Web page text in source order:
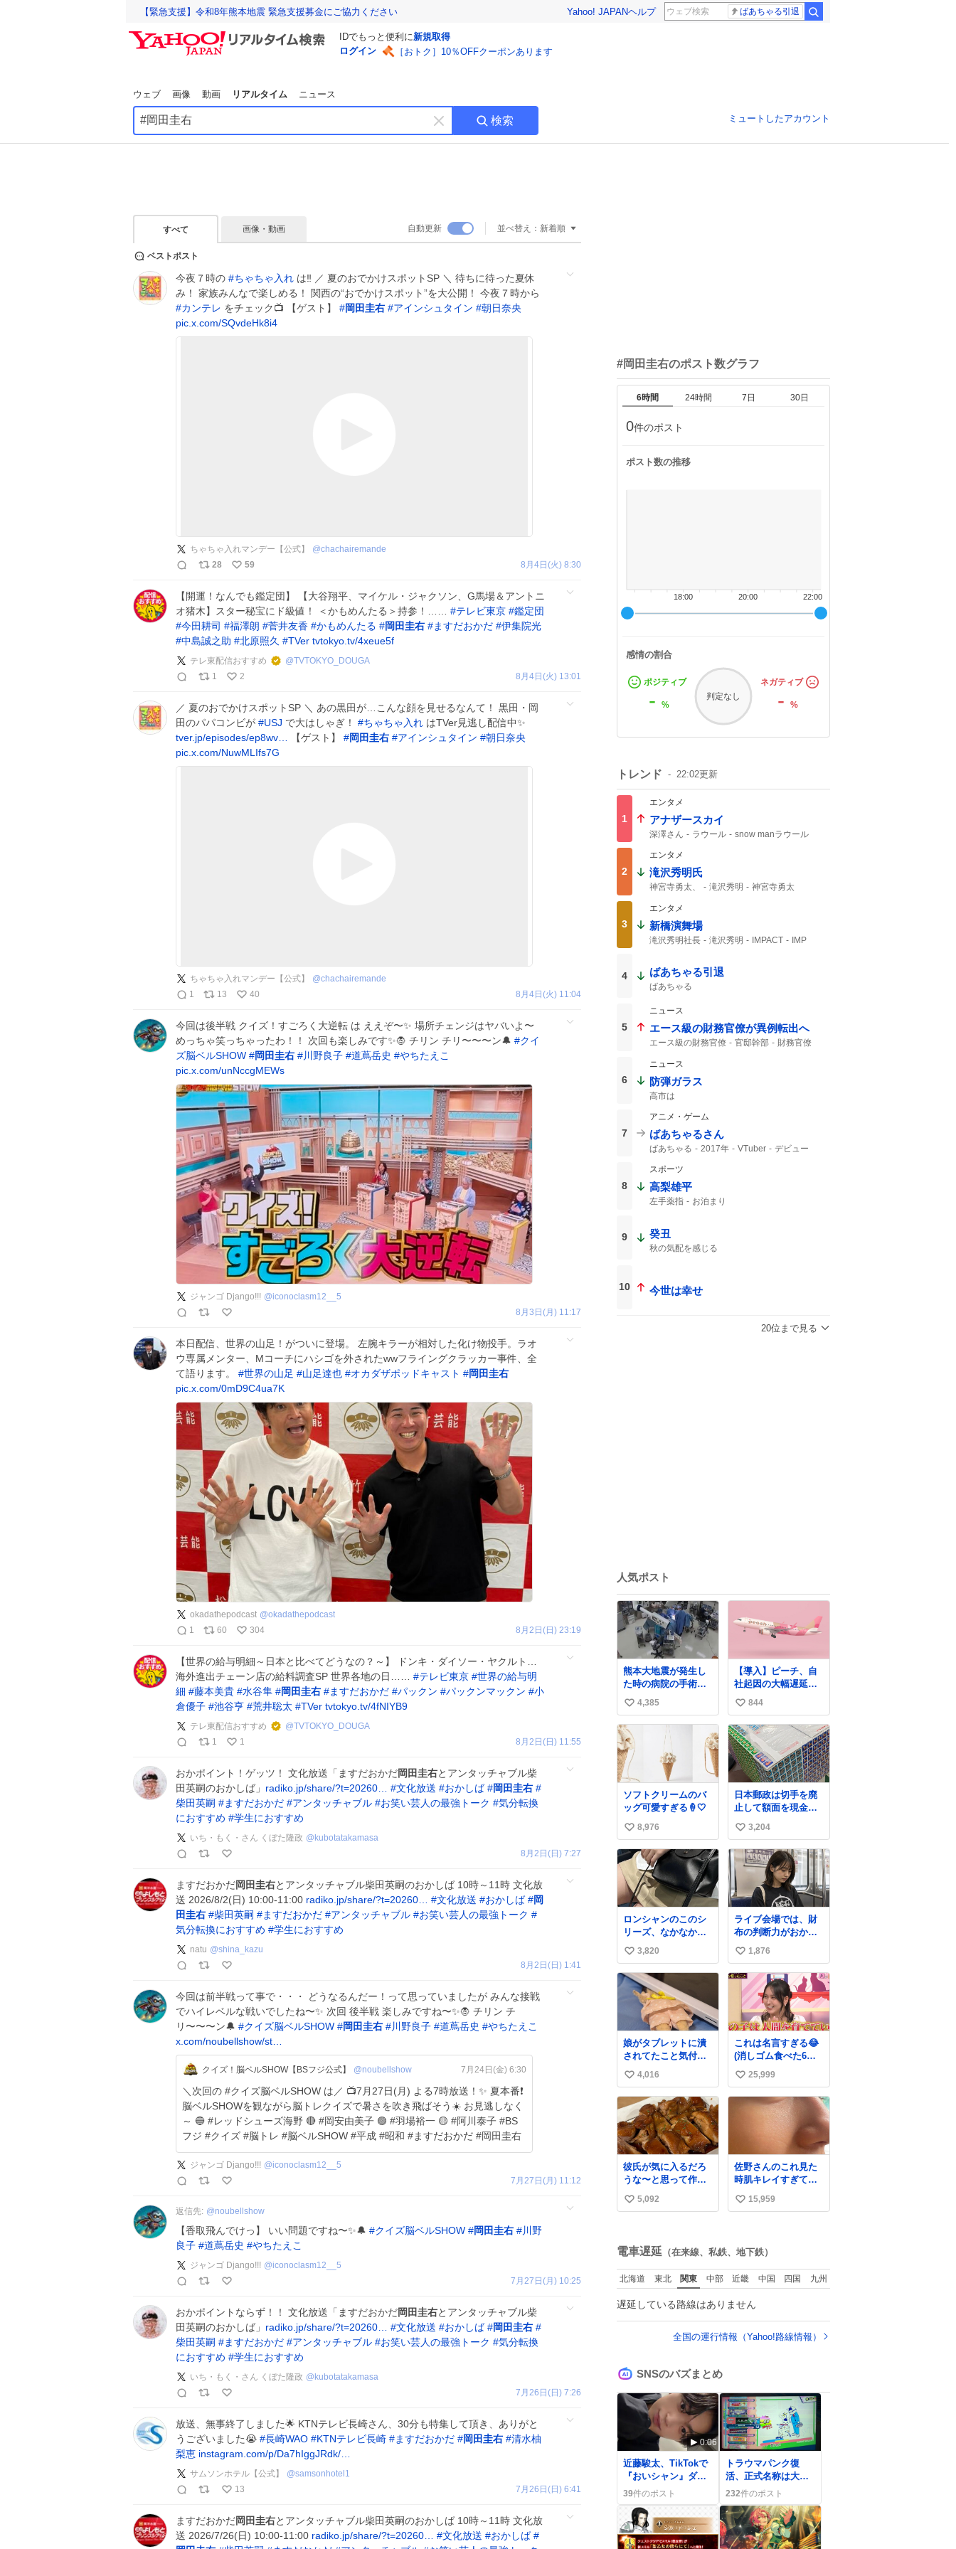
【緊急支援】令和8年熊本地震 緊急支援募金にご協力ください Yahoo! JAPANヘルプ ばあちゃる引退
IDでもっと便利に新規取得
ログイン
［おトク］10％OFFクーポンあります
ウェブ 画像 動画 リアルタイム ニュース
キ
ー
す
検索 ミュートしたアカウント
すべて 画像・動画 自動更新 並べ替え： 新着順
ベストポスト
今夜７時の #ちゃちゃ入れ は‼️ ／ 夏のおでかけスポットSP ＼ 待ちに待った夏休
み！ 家族みんなで楽しめる！ 関西の“おでかけスポット”を大公開！ 今夜７時から
#カンテレ をチェック📺️ 【ゲスト】 #岡田圭右 #アインシュタイン #朝日奈央
pic.x.com/SQvdeHk8i4
ちゃちゃ入れマンデー【公式】 @chachairemande
28
59 8月4日(火) 8:30
【開運！なんでも鑑定団】 【大谷翔平、マイケル・ジャクソン、G馬場＆アントニ
オ猪木】スター秘宝にド級値！ ＜かもめんたる＞持参！…… #テレビ東京 #鑑定団
#今田耕司 #福澤朗 #菅井友香 #かもめんたる #岡田圭右 #ますだおかだ #伊集院光
#中島誠之助 #北原照久 #TVer tvtokyo.tv/4xeue5f
テレ東配信おすすめ @TVTOKYO_DOUGA
1
2 8月4日(火) 13:01
／ 夏のおでかけスポットSP ＼ あの黒田が…こんな顔を見せるなんて！ 黒田・岡
田のパパコンビが #USJ で大はしゃぎ！ #ちゃちゃ入れ はTVer見逃し配信中✨
tver.jp/episodes/ep8wv…
【ゲスト】 #岡田圭右 #アインシュタイン #朝日奈央
pic.x.com/NuwMLIfs7G
ちゃちゃ入れマンデー【公式】 @chachairemande
1
13 40 8月4日(火) 11:04
今回は後半戦 クイズ！すごろく大逆転 は ええぞ〜✨ 場所チェンジはヤバいよ〜
めっちゃ笑っちゃったわ！！ 次回も楽しみです✨🧛 チリン チリ〜〜〜ン🔔 #クイ
ズ脳ベルSHOW #岡田圭右 #川野良子 #道蔦岳史 #やちたえこ
pic.x.com/unNccgMEWs
ジャンゴ Django!!! @iconoclasm12__5
8月3日(月) 11:17
本日配信、世界の山足！がついに登場。 左腕キラーが相対した化け物投手。ラオ
ウ専属メンター、Mコーチにハシゴを外されたwwフライングクラッカー事件、全
て語ります。 #世界の山足 #山足達也 #オカダザポッドキャスト #岡田圭右
pic.x.com/0mD9C4ua7K
okadathepodcast @okadathepodcast
1
60 304 8月2日(日) 23:19
【世界の給与明細～日本と比べてどうなの？～】 ドンキ・ダイソー・ヤクルト…
海外進出チェーン店の給料調査SP 世界各地の日…… #テレビ東京 #世界の給与明
細 #藤本美貴 #水谷隼 #岡田圭右 #ますだおかだ #パックン #パックンマックン #小
倉優子 #池谷亨 #荒井聡太 #TVer tvtokyo.tv/4fNIYB9
テレ東配信おすすめ @TVTOKYO_DOUGA
1
1 8月2日(日) 11:55
おかポイント！ゲッツ！ 文化放送「ますだおかだ岡田圭右とアンタッチャブル柴
田英嗣のおかしば」 radiko.jp/share/?t=20260… #文化放送 #おかしば #岡田圭右 #
柴田英嗣 #ますだおかだ #アンタッチャブル #お笑い芸人の最強トーク #気分転換
におすすめ #学生におすすめ
いち・もく・さん くぼた隆政 @ kubotatakamasa
8月2日(日) 7:27
ますだおかだ岡田圭右とアンタッチャブル柴田英嗣のおかしば 10時～11時 文化放
送 2026/8/2(日) 10:00-11:00 radiko.jp/share/?t=20260… #文化放送 #おかしば #岡
田圭右 #柴田英嗣 #ますだおかだ #アンタッチャブル #お笑い芸人の最強トーク #
気分転換におすすめ #学生におすすめ
natu @shina_kazu
8月2日(日) 1:41
今回は前半戦って事で・・・ どうなるんだー！って思っていましたが みんな接戦
でハイレベルな戦いでしたね〜✨ 次回 後半戦 楽しみですね〜✨🧛 チリン チ
リ〜〜〜ン🔔 #クイズ脳ベルSHOW #岡田圭右 #川野良子 #道蔦岳史 #やちたえこ
x.com/noubellshow/st…
クイズ！脳ベルSHOW【BSフジ公式】 @noubellshow 7月24日(金) 6:30
＼次回の #クイズ脳ベルSHOW は／ 📺7月27日(月) よる7時放送！✨ 夏本番❗
脳ベルSHOWを観ながら脳トレクイズで暑さを吹き飛ばそう☀️ お見逃しなく
～ 🔵 #レッドシューズ海野 🔴 #岡安由美子 🟢 #羽場裕一 🟡 #阿川泰子 #BS
フジ #クイズ #脳トレ #脳ベルSHOW #平成 #昭和 #ますだおかだ #岡田圭右
ジャンゴ Django!!! @iconoclasm12__5
7月27日(月) 11:12
返信先: @noubellshow
【香取飛んでけっ】 いい問題ですね〜✨🔔 #クイズ脳ベルSHOW #岡田圭右 #川野
良子 #道蔦岳史 #やちたえこ
ジャンゴ Django!!! @iconoclasm12__5
7月27日(月) 10:25
おかポイントならず！！ 文化放送「ますだおかだ岡田圭右とアンタッチャブル柴
田英嗣のおかしば」 radiko.jp/share/?t=20260… #文化放送 #おかしば #岡田圭右 #
柴田英嗣 #ますだおかだ #アンタッチャブル #お笑い芸人の最強トーク #気分転換
におすすめ #学生におすすめ
いち・もく・さん くぼた隆政 @ kubotatakamasa
7月26日(日) 7:26
放送、無事終了しました🌟 KTNテレビ長崎さん、30分も特集して頂き、ありがと
うございました😭 #長崎WAO #KTNテレビ長崎 #ますだおかだ #岡田圭右 #清水柚
梨恵 instagram.com/p/Da7hIggJRdk/…
サムソンホテル【公式】 @samsonhotel1
13
7月26日(日) 6:41
ますだおかだ岡田圭右とアンタッチャブル柴田英嗣のおかしば 10時～11時 文化放
送 2026/7/26(日) 10:00-11:00 radiko.jp/share/?t=20260… #文化放送 #おかしば #
#岡田圭右のポスト数グラフ
6時間 24時間 7日 30日
0件のポスト
ポスト数の推移
22:00
20:00
18:00
感情の割合
ポジティブ
- %
判定なし
ネガティブ
-%
トレンド 22:02更新
1
エンタメ
アナザースカイ
深澤さん ラウール
snow manラウール
2
エンタメ
滝沢秀明氏
神宮寺勇太、 滝沢秀明
神宮寺勇太
3
エンタメ
新橋演舞場
滝沢秀明社長 滝沢秀明 IMPACT
IMP
4 ばあちゃる引退
ばあちゃる
5
ニュース
エース級の財務官僚が異例転出へ
エース級の財務官僚 官邸幹部 財務官僚
6
ニュース
防弾ガラス
高市は
7
アニメ・ゲーム
ばあちゃるさん
ばあちゃる 2017年 VTuber デビュー
8
スポーツ
高梨雄平
左手薬指 お泊まり
9 癸丑
秋の気配を感じる
10 今世は幸せ
20位まで見る
人気ポスト
熊本大地震が発生し
た時の病院の手術室
の映像が公開されて
いたがとにかく怖す
ぎる
x.com/nhk_news/sta
tu…
news.web.nhk/news
web/na/na-… #熊本
#大地震 #手術室
い
い
ね
数
4,385
【導入】ピーチ、自
社起因の大幅遅延・
欠航に「補償」開始
へ
news.livedoor.com/
article/detail… 同社
に起因する理由によ
って大幅遅延や欠航
が発生した場合、乗
客が負担した宿泊費
や交通費を、領収書
の事後申請に基づ
き、国内線は1人あた
り上限1万円、国際線
は上限2万円まで支払
う。
い
い
ね
数
844
ソフトクリームのバ
ッグ可愛すぎる🍦🤍
い
い
ね
数
8,976
日本郵政は切手を廃
止して額面を現金で
払い戻せ2026 #日本
郵政
@JapanPostHD_PR
い
い
ね
数
3,204
ロンシャンのこのシ
リーズ、なかなか安
くならないのにセー
ル価格になってる🖤
✨レザーなのが反則
級にかわいい。持っ
てるだけでコーデが
格上げされる。
い
い
ね
3,820
ライブ会場では、財
布の判断力がおかし
くなる。
い
い
ね
数
1,876
娘がタブレットに潰
されてたこと気付か
なかった。 旦那だけ
は娘の波長を感じ取
れるから声出せずと
もSOSが伝わったら
しい。 急いで旦那が
救出して、泣きじゃ
くる娘に自分も謝っ
て抱きしめようとし
たら、ビンタされて
しまった。3回ほど。
小さい手だけど、地
味に痛い。 その後、
い
い
ね
数
4,016
これは名言すぎる😂
(消しゴム食べた6歳
の弟を思い出しなが
ら)い
い
25,999
彼氏が気に入るだろ
うな〜と思って作っ
たら想像の何倍も美
味しい美味しい言っ
い
数
5,092
佐野さんのこれ見た
時肌キレイすぎてび
っくりしたし、やは
りアイドルって体型･
い
数
15,959
電車遅延 （在来線、私鉄、地下鉄）
北海道 東北 関東 中部 近畿 中国 四国 九州
遅延している路線はありません
全国の運行情報（Yahoo!路線情報）
SNSのバズまとめ
0:06
近藤駿太、TikTokで
『おいシャン』ダン
ス披露にファン歓喜
「ありがとう駿太」
39件のポスト
トラウマパンク復
活、正式名称は大釈
迦に統一―ファン歓
喜の声続出ポップン
ミュージック再収録
で
232件のポスト